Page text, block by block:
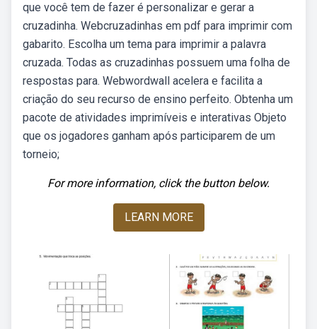
que você tem de fazer é personalizar e gerar a
cruzadinha. Webcruzadinhas em pdf para imprimir com
gabarito. Escolha um tema para imprimir a palavra
cruzada. Todas as cruzadinhas possuem uma folha de
respostas para. Webwordwall acelera e facilita a
criação do seu recurso de ensino perfeito. Obtenha um
pacote de atividades imprimíveis e interativas Objeto
que os jogadores ganham após participarem de um
torneio;
For more information, click the button below.
LEARN MORE